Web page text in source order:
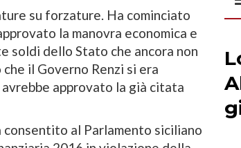
su forzature. Ha cominciato
la manovra economica e
soldi dello Stato che ancora non
il Governo Renzi si era
avrebbe approvato la già citata
consentito al Parlamento siciliano